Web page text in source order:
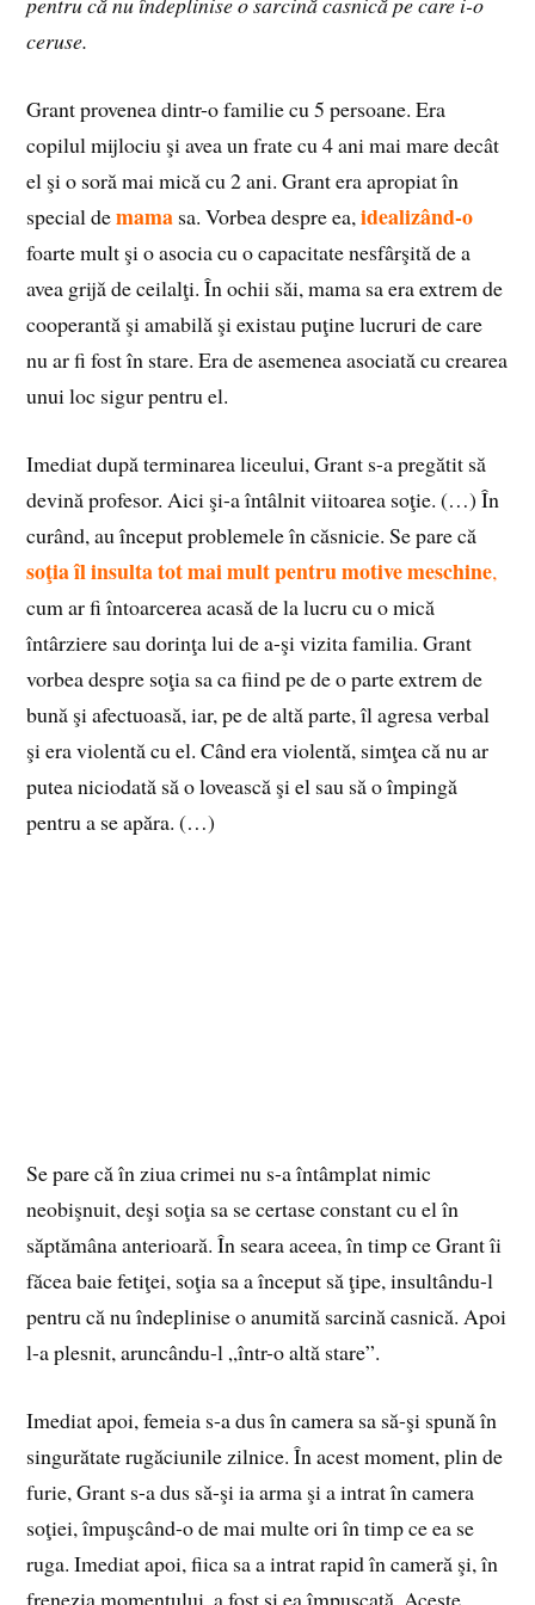
ceruse.
Grant provenea dintr-o familie cu 5 persoane. Era
copilul mijlociu şi avea un frate cu 4 ani mai mare decât
el şi o soră mai mică cu 2 ani. Grant era apropiat în
special demama sa. Vorbea despre ea,idealizând-o
foarte mult şi o asocia cu o capacitate nesfârşită de a
avea grijă de ceilalţi. În ochii săi, mama sa era extrem de
cooperantă şi amabilă şi existau puţine lucruri de care
nu ar fi fost în stare. Era de asemenea asociată cu crearea
unui loc sigur pentru el.
Imediat după terminarea liceului, Grant s-a pregătit să
devină profesor. Aici şi-a întâlnit viitoarea soţie. (…) În
curând, au început problemele în căsnicie. Se pare că
soţia îl insulta tot mai mult pentru motive meschine,
cum ar fi întoarcerea acasă de la lucru cu o mică
întârziere sau dorinţa lui de a-şi vizita familia. Grant
vorbea despre soţia sa ca fiind pe de o parte extrem de
bună şi afectuoasă, iar, pe de altă parte, îl agresa verbal
şi era violentă cu el. Când era violentă, simţea că nu ar
putea niciodată să o lovească şi el sau să o împingă
pentru a se apăra. (…)
Se pare că în ziua crimei nu s-a întâmplat nimic
neobişnuit, deşi soţia sa se certase constant cu el în
săptămâna anterioară. În seara aceea, în timp ce Grant îi
făcea baie fetiţei, soţia sa a început să ţipe, insultându-l
pentru că nu îndeplinise o anumită sarcină casnică. Apoi
l-a plesnit, aruncându-l „într-o altă stare”.
Imediat apoi, femeia s-a dus în camera sa să-şi spună în
singurătate rugăciunile zilnice. În acest moment, plin de
furie, Grant s-a dus să-şi ia arma şi a intrat în camera
soţiei, împuşcând-o de mai multe ori în timp ce ea se
ruga. Imediat apoi, fiica sa a intrat rapid în cameră şi, în
frenezia momentului, a fost şi ea împuşcată. Aceste